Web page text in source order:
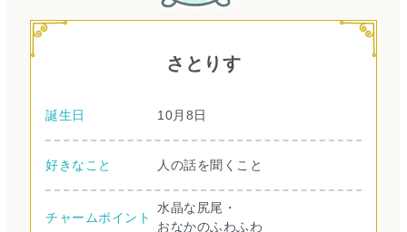
さとりす
誕生日 10月8日
好きなこと 人の話を聞くこと
チャームポイント
水晶な尻尾・
おなかのふわふわ